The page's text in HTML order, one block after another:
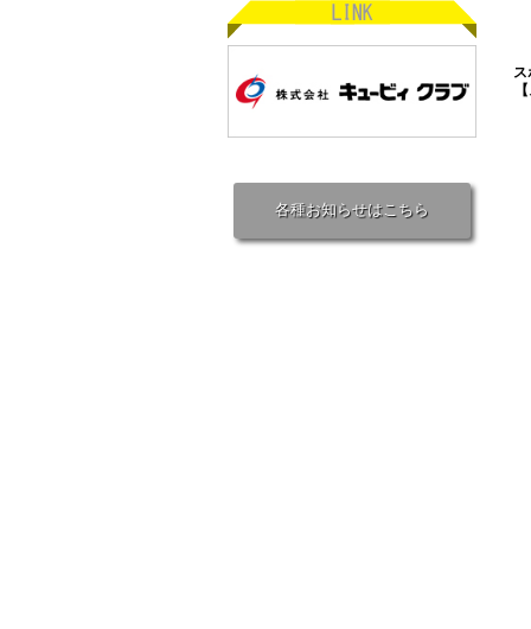
各種お知らせはこちら